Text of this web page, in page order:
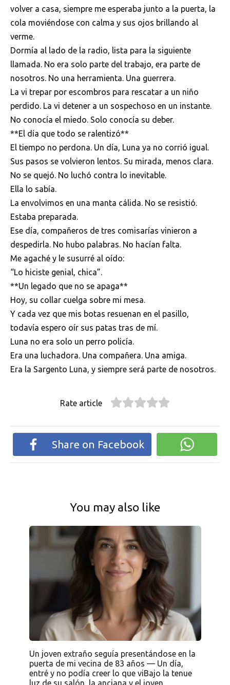
volver a casa, siempre me esperaba junto a la puerta, la
cola moviéndose con calma y sus ojos brillando al
verme.
Dormía al lado de la radio, lista para la siguiente
llamada. No era solo parte del trabajo, era parte de
nosotros. No una herramienta. Una guerrera.
La vi trepar por escombros para rescatar a un niño
perdido. La vi detener a un sospechoso en un instante.
No conocía el miedo. Solo conocía su deber.
**El día que todo se ralentizó**
El tiempo no perdona. Un día, Luna ya no corrió igual.
Sus pasos se volvieron lentos. Su mirada, menos clara.
No se quejó. No luchó contra lo inevitable.
Ella lo sabía.
La envolvimos en una manta cálida. No se resistió.
Estaba preparada.
Ese día, compañeros de tres comisarías vinieron a
despedirla. No hubo palabras. No hacían falta.
Me agaché y le susurré al oído:
“Lo hiciste genial, chica”.
**Un legado que no se apaga**
Hoy, su collar cuelga sobre mi mesa.
Y cada vez que mis botas resuenan en el pasillo,
todavía espero oír sus patas tras de mí.
Luna no era solo un perro policía.
Era una luchadora. Una compañera. Una amiga.
Era la Sargento Luna, y siempre será parte de nosotros.
Rate article
Share on Facebook
You may also like
Un joven extraño seguía presentándose en la
puerta de mi vecina de 83 años — Un día,
entré y no podía creer lo que viBajo la tenue
luz de su salón, la anciana y el joven